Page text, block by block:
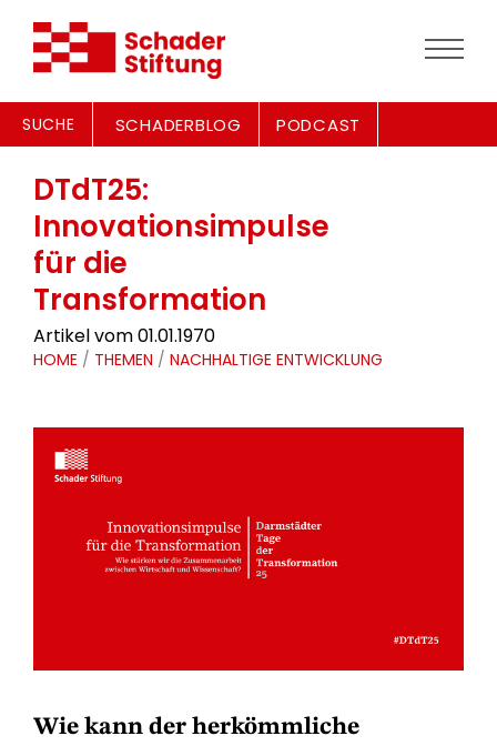
SUCHE SCHADERBLOG PODCAST
DTdT25:
Innovationsimpulse
für die
Transformation
Artikel vom 01.01.1970
HOME / THEMEN / NACHHALTIGE ENTWICKLUNG
Wie kann der herkömmliche